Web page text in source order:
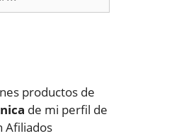
productos de
de mi perfil de
Afiliados